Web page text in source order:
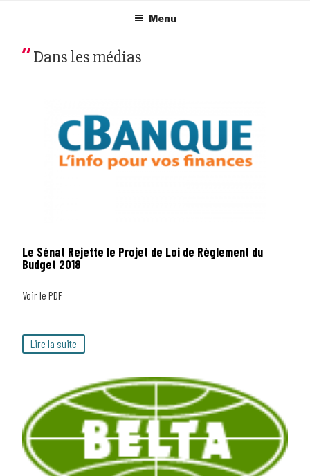
Menu
Dans les médias
Le Sénat Rejette le Projet de Loi de Règlement du
Budget 2018
Voir le PDF
Lire la suite